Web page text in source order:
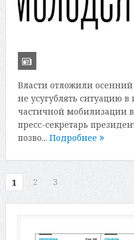
Власти отложили
не усугублять ситуацию
частичной мобилизации
пресс-секретарь
позво... Подробнее
1 2 3